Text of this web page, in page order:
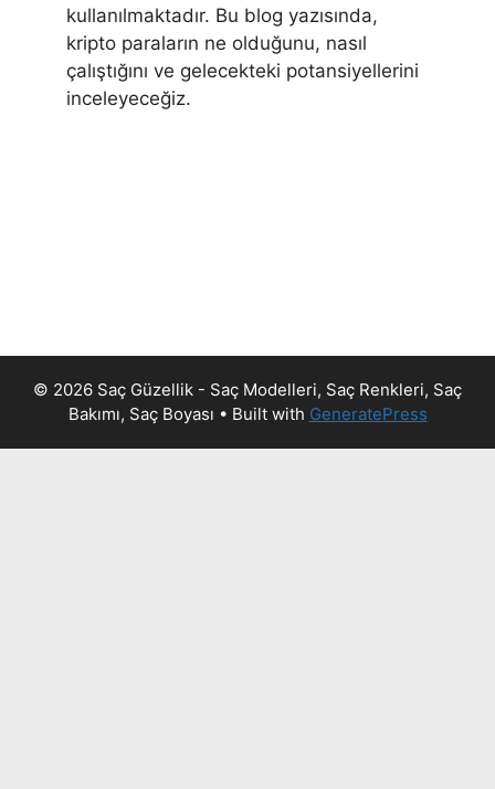
kullanılmaktadır. Bu blog yazısında,
kripto paraların ne olduğunu, nasıl
çalıştığını ve gelecekteki potansiyellerini
inceleyeceğiz.
© 2026 Saç Güzellik - Saç Modelleri, Saç Renkleri, Saç
Bakımı, Saç Boyası • Built with GeneratePress